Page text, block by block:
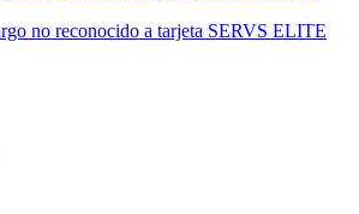
no reconocido a tarjeta SERVS ELITE